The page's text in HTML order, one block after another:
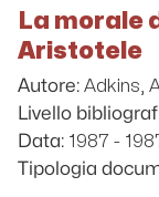
La morale
Aristotele
Autore: Adkins,
Livello
Data: 1987 -
Tipologia